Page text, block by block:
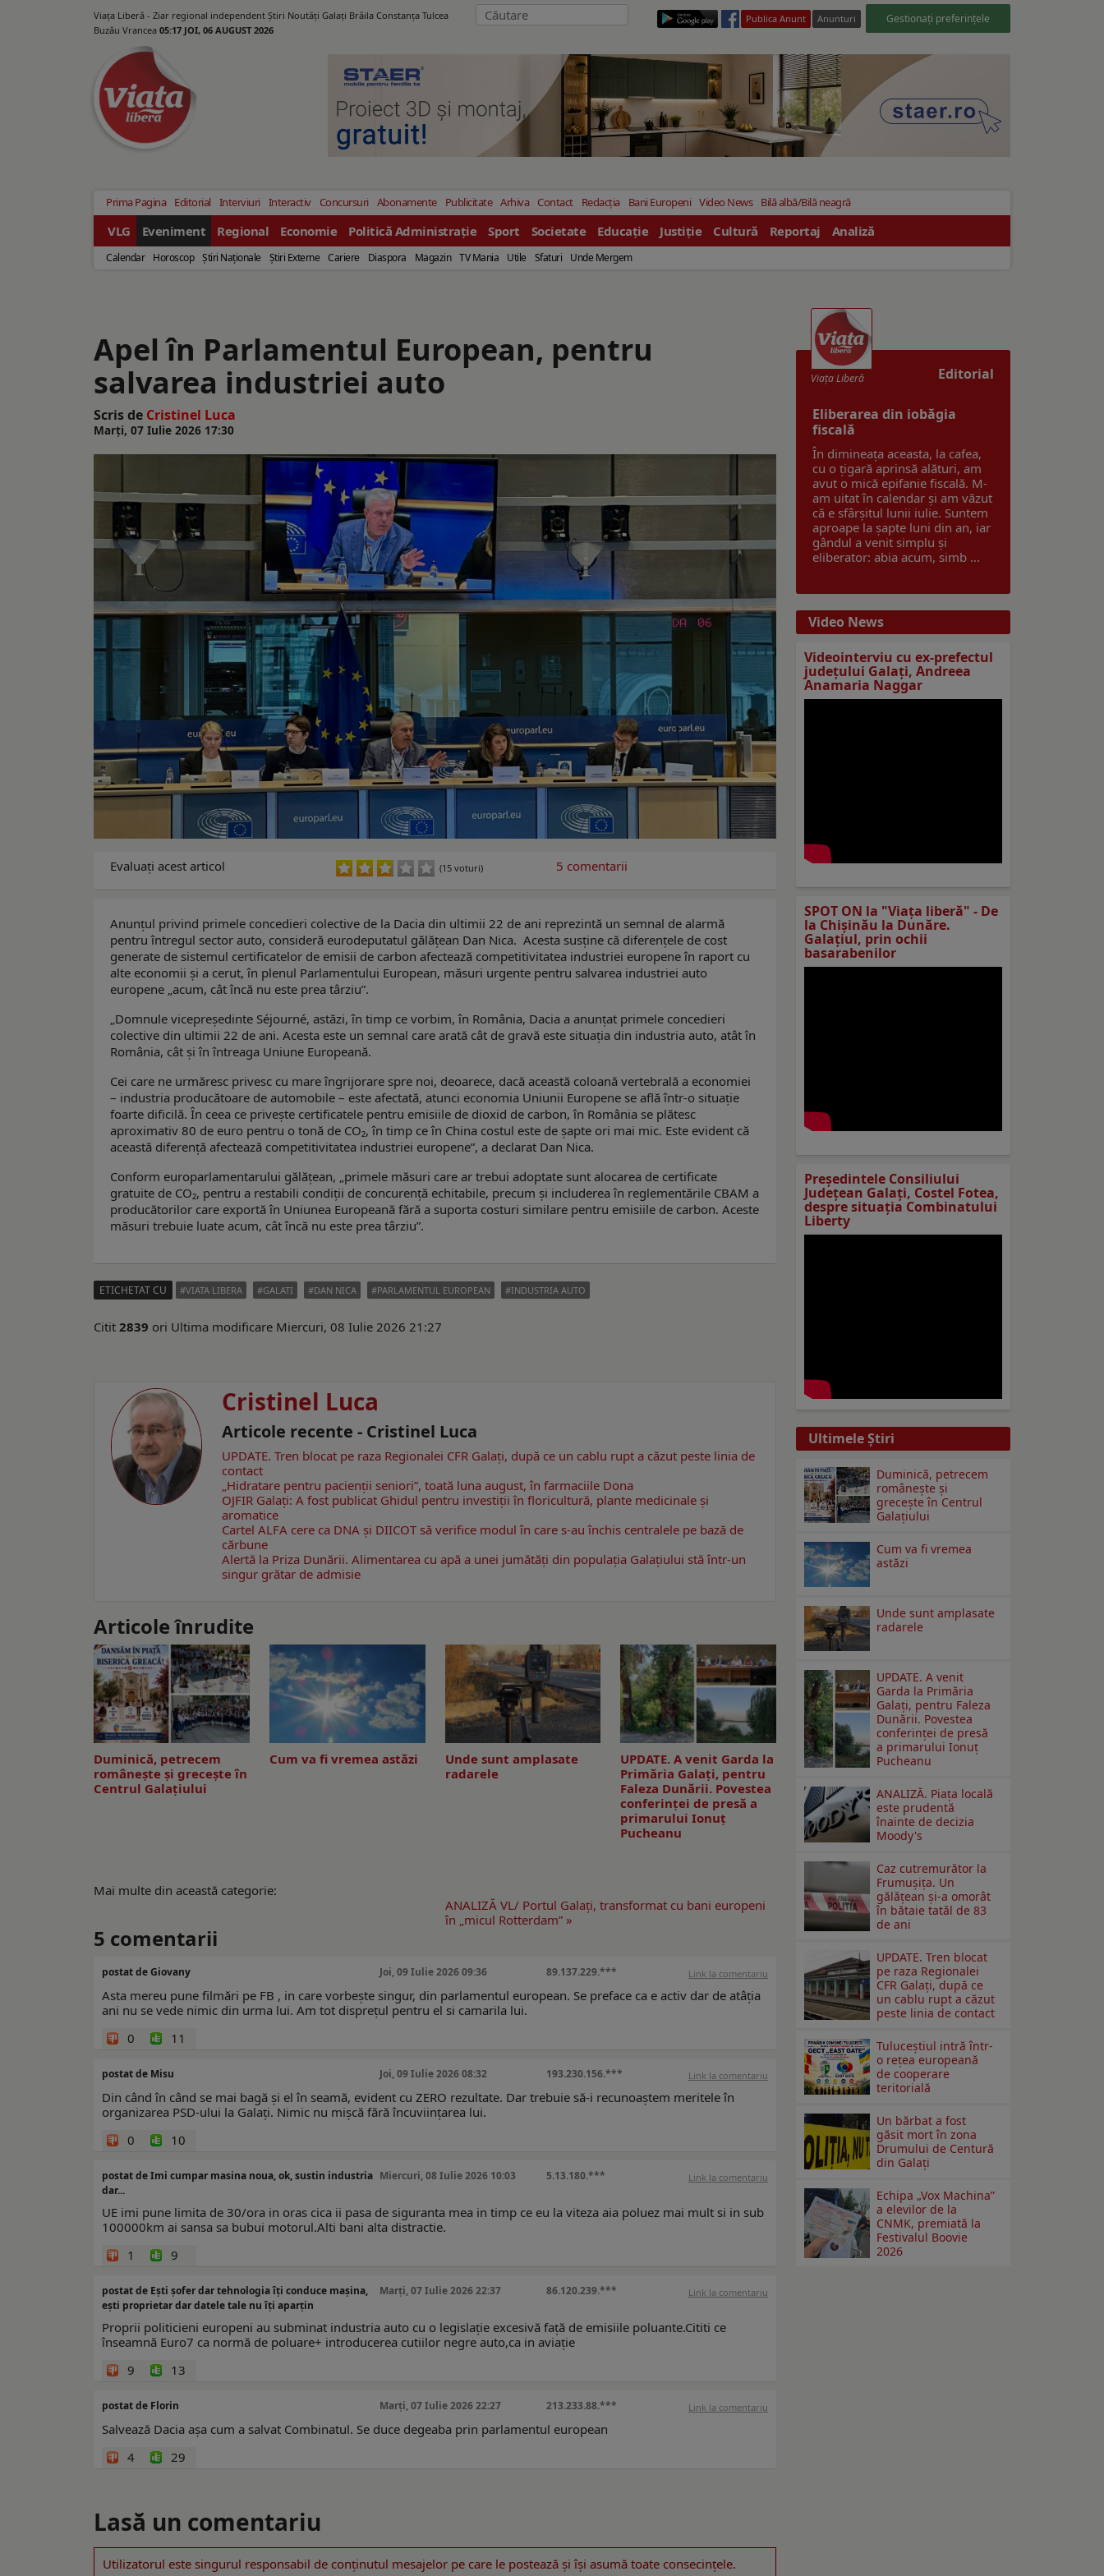
Viața Liberă - Ziar regional independent Știri Noutăți Galaţi Brăila Constanţa Tulcea
Buzău Vrancea 05:17 JOI, 06 AUGUST 2026
Publica Anunt Anunturi Gestionați preferințele
Prima Pagina Editorial Interviuri Interactiv Concursuri Abonamente Publicitate Arhiva Contact Redacția Bani Europeni Video News Bilă albă/Bilă neagră
VLG Eveniment Regional Economie Politică Administrație Sport Societate Educație Justiție Cultură Reportaj Analiză
Calendar Horoscop Ştiri Naţionale Ştiri Externe Cariere Diaspora Magazin TV Mania Utile Sfaturi Unde Mergem
Apel în Parlamentul European, pentru
salvarea industriei auto
Scris de Cristinel Luca
Marți, 07 Iulie 2026 17:30
Evaluaţi acest articol (15 voturi) 5 comentarii
Anunțul privind primele concedieri colective de la Dacia din ultimii 22 de ani reprezintă un semnal de alarmă
pentru întregul sector auto, consideră eurodeputatul gălățean Dan Nica. Acesta susține că diferențele de cost
generate de sistemul certificatelor de emisii de carbon afectează competitivitatea industriei europene în raport cu
alte economii și a cerut, în plenul Parlamentului European, măsuri urgente pentru salvarea industriei auto
europene „acum, cât încă nu este prea târziu”.
„Domnule vicepreședinte Séjourné, astăzi, în timp ce vorbim, în România, Dacia a anunțat primele concedieri
colective din ultimii 22 de ani. Acesta este un semnal care arată cât de gravă este situația din industria auto, atât în
România, cât și în întreaga Uniune Europeană.
Cei care ne urmăresc privesc cu mare îngrijorare spre noi, deoarece, dacă această coloană vertebrală a economiei
– industria producătoare de automobile – este afectată, atunci economia Uniunii Europene se află într-o situație
foarte dificilă. În ceea ce privește certificatele pentru emisiile de dioxid de carbon, în România se plătesc
aproximativ 80 de euro pentru o tonă de CO₂, în timp ce în China costul este de șapte ori mai mic. Este evident că
această diferență afectează competitivitatea industriei europene”, a declarat Dan Nica.
Conform europarlamentarului gălățean, „primele măsuri care ar trebui adoptate sunt alocarea de certificate
gratuite de CO₂, pentru a restabili condiții de concurență echitabile, precum și includerea în reglementările CBAM a
producătorilor care exportă în Uniunea Europeană fără a suporta costuri similare pentru emisiile de carbon. Aceste
măsuri trebuie luate acum, cât încă nu este prea târziu”.
ETICHETAT CU VIATA LIBERA GALATI DAN NICA PARLAMENTUL EUROPEAN INDUSTRIA AUTO
Citit 2839 ori Ultima modificare Miercuri, 08 Iulie 2026 21:27
Cristinel Luca
Articole recente - Cristinel Luca
UPDATE. Tren blocat pe raza Regionalei CFR Galați, după ce un cablu rupt a căzut peste linia de
contact
„Hidratare pentru pacienții seniori”, toată luna august, în farmaciile Dona
OJFIR Galați: A fost publicat Ghidul pentru investiții în floricultură, plante medicinale și
aromatice
Cartel ALFA cere ca DNA și DIICOT să verifice modul în care s-au închis centralele pe bază de
cărbune
Alertă la Priza Dunării. Alimentarea cu apă a unei jumătăţi din populaţia Galațiului stă într-un
singur grătar de admisie
Articole înrudite
Duminică, petrecem
româneşte şi greceşte în
Centrul Galaţiului
Cum va fi vremea astăzi
Unde sunt amplasate
radarele
UPDATE. A venit Garda la
Primăria Galaţi, pentru
Faleza Dunării. Povestea
conferinţei de presă a
primarului Ionuţ
Pucheanu
Mai multe din această categorie:
ANALIZĂ VL/ Portul Galaţi, transformat cu bani europeni
în „micul Rotterdam” »
5 comentarii
postat de Giovany Joi, 09 Iulie 2026 09:36 89.137.229.*** Link la comentariu
Asta mereu pune filmări pe FB , in care vorbește singur, din parlamentul european. Se preface ca e activ dar de atâția
ani nu se vede nimic din urma lui. Am tot disprețul pentru el si camarila lui.
0
11
postat de Misu Joi, 09 Iulie 2026 08:32 193.230.156.*** Link la comentariu
Din când în când se mai bagă și el în seamă, evident cu ZERO rezultate. Dar trebuie să-i recunoaștem meritele în
organizarea PSD-ului la Galați. Nimic nu mișcă fără încuviințarea lui.
0
10
postat de Imi cumpar masina noua, ok, sustin industria
dar...
Miercuri, 08 Iulie 2026 10:03 5.13.180.*** Link la comentariu
UE imi pune limita de 30/ora in oras cica ii pasa de siguranta mea in timp ce eu la viteza aia poluez mai mult si in sub
100000km ai sansa sa bubui motorul.Alti bani alta distractie.
1
9
postat de Ești șofer dar tehnologia îți conduce mașina,
ești proprietar dar datele tale nu îți aparțin
Marți, 07 Iulie 2026 22:37 86.120.239.*** Link la comentariu
Proprii politicieni europeni au subminat industria auto cu o legislație excesivă față de emisiile poluante.Cititi ce
înseamnă Euro7 ca normă de poluare+ introducerea cutiilor negre auto,ca in aviație
9
13
postat de Florin Marți, 07 Iulie 2026 22:27 213.233.88.*** Link la comentariu
Salvează Dacia așa cum a salvat Combinatul. Se duce degeaba prin parlamentul european
4
29
Lasă un comentariu
Utilizatorul este singurul responsabil de conţinutul mesajelor pe care le postează şi îşi asumă toate consecinţele.
Editorial
Viaţa Liberă
Eliberarea din iobăgia
fiscală
În dimineața aceasta, la cafea,
cu o țigară aprinsă alături, am
avut o mică epifanie fiscală. M-
am uitat în calendar și am văzut
că e sfârșitul lunii iulie. Suntem
aproape la șapte luni din an, iar
gândul a venit simplu și
eliberator: abia acum, simb ...
Video News
Videointerviu cu ex-prefectul
judeţului Galaţi, Andreea
Anamaria Naggar
SPOT ON la "Viaţa liberă" - De
la Chișinău la Dunăre.
Galațiul, prin ochii
basarabenilor
Preşedintele Consiliului
Judeţean Galaţi, Costel Fotea,
despre situaţia Combinatului
Liberty
Ultimele Ştiri
Duminică, petrecem
româneşte şi
greceşte în Centrul
Galaţiului
Cum va fi vremea
astăzi
Unde sunt amplasate
radarele
UPDATE. A venit
Garda la Primăria
Galaţi, pentru Faleza
Dunării. Povestea
conferinţei de presă
a primarului Ionuţ
Pucheanu
ANALIZĂ. Piața locală
este prudentă
înainte de decizia
Moody's
Caz cutremurător la
Frumușița. Un
gălățean și-a omorât
în bătaie tatăl de 83
de ani
UPDATE. Tren blocat
pe raza Regionalei
CFR Galați, după ce
un cablu rupt a căzut
peste linia de contact
Tuluceștiul intră într-
o rețea europeană
de cooperare
teritorială
Un bărbat a fost
găsit mort în zona
Drumului de Centură
din Galați
Echipa „Vox Machina”
a elevilor de la
CNMK, premiată la
Festivalul Boovie
2026